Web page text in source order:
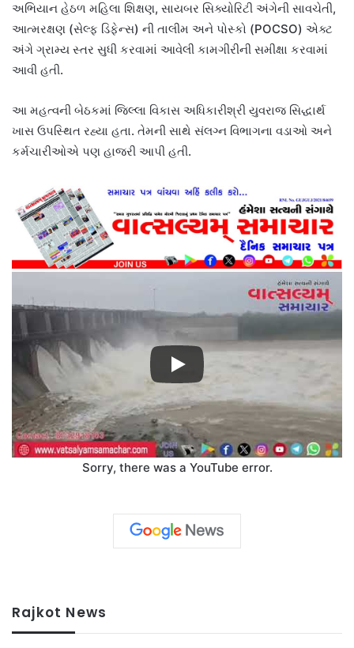
અભિયાન હેઠળ મહિલા શિક્ષણ, સાયબર સિક્યોરિટી અંગેની સાવચેતી,
આત્મરક્ષણ (સેલ્ફ ડિફેન્સ) ની તાલીમ અને પોસ્કો (POCSO) એક્ટ
અંગે ગ્રામ્ય સ્તર સુધી કરવામાં આવેલી કામગીરીની સમીક્ષા કરવામાં
આવી હતી.
આ મહત્વની બેઠકમાં જિલ્લા વિકાસ અધિકારીશ્રી યુવરાજ સિદ્ધાર્થ
ખાસ ઉપસ્થિત રહ્યા હતા. તેમની સાથે સંલગ્ન વિભાગના વડાઓ અને
કર્મચારીઓએ પણ હાજરી આપી હતી.
Sorry, there was a YouTube error.
Rajkot News